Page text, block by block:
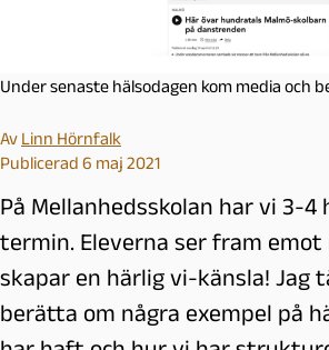
Under senaste hälsodagen kom media och
Av Linn Hörnfalk
Publicerad 6 maj 2021
På Mellanhedsskolan har vi 3-4
termin. Eleverna ser fram emot
skapar en härlig vi-känsla! Jag
berätta om några exempel på